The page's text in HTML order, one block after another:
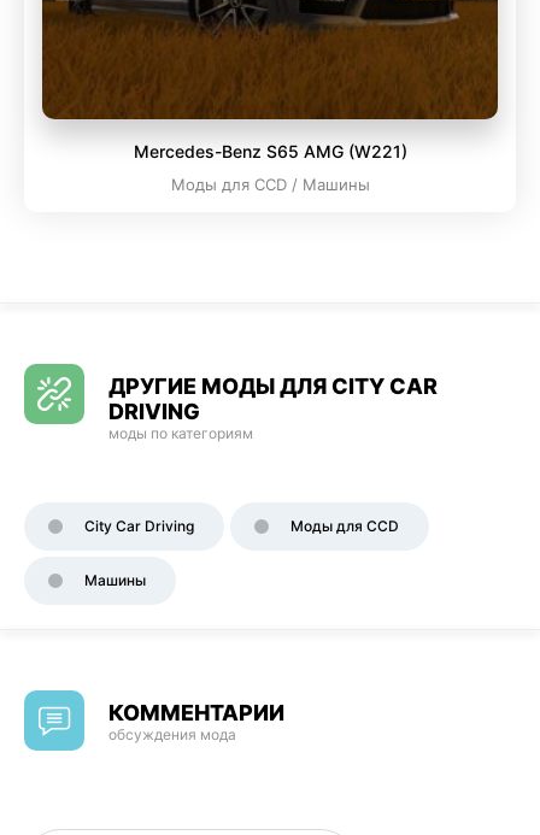
Mercedes-Benz S65 AMG (W221)
Моды для CCD / Машины
ДРУГИЕ МОДЫ ДЛЯ CITY CAR
DRIVING
моды по категориям
City Car Driving Моды для CCD
Машины
КОММЕНТАРИИ
обсуждения мода